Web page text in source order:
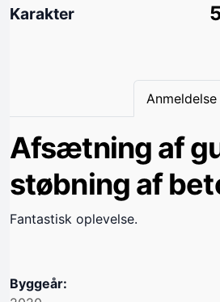
Karakter
Anmeldelse
Afsætning af
støbning af
Fantastisk oplevelse.
Byggeår: